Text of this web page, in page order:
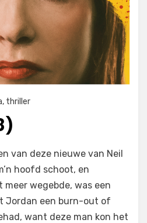
, thriller
(2018)
van deze nieuwe van Neil
hoofd schoot, en
wegebde, was een
Jordan een burn-out of
want deze man kon het